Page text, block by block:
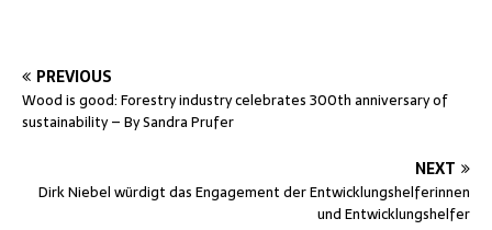
PREVIOUS
Wood is good: Forestry industry celebrates 300th anniversary of
sustainability – By Sandra Prufer
NEXT
Dirk Niebel würdigt das Engagement der Entwicklungshelferinnen
und Entwicklungshelfer